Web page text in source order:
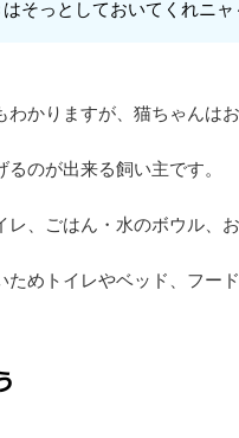
そっとしておいてくれニャ
かりますが、猫ちゃんはお
のが出来る飼い主です。
、ごはん・水のボウル、
めトイレやベッド、フー